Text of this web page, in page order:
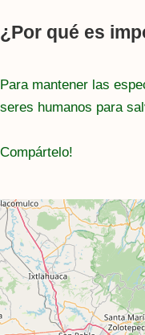
¿Por qué es
Para mantener las
seres humanos para
Compártelo!